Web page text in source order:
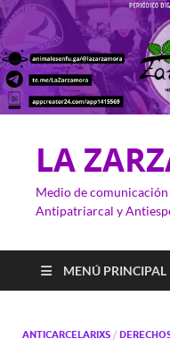
LA
Medio de
Antipatriarcal y
MENÚ PRINCIPAL
ANTICARCELARIXS /